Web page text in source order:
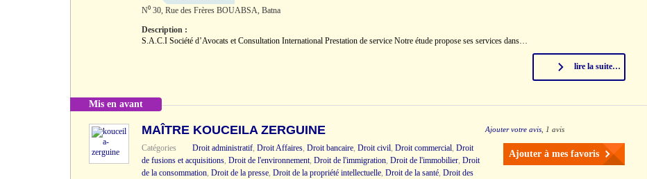
N⁰ 30, Rue des Frères BOUABSA, Batna
Description :
S.A.C.I Société d’Avocats et Consultation International Prestation de service Notre étude propose ses services dans…
lire la suite…
Mis en avant
Ajouter votre avis , 1 avis
MAÎTRE KOUCEILA ZERGUINE
Catégories Droit administratif, Droit Affaires, Droit bancaire, Droit civil, Droit commercial, Droit
de fusions et acquisitions, Droit de l'environnement, Droit de l'immigration, Droit de l'immobilier, Droit
de la consommation, Droit de la presse, Droit de la propriété intellectuelle, Droit de la santé, Droit des
Ajouter à mes favoris